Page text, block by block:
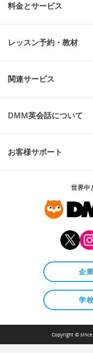
料金とサービス
レッスン予約・教材
関連サービス
DMM英会話について
お客様サポート
世界中
企
学
Copyright ©